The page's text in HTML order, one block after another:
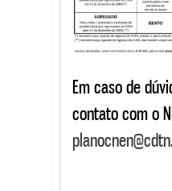
Em caso de
contato com o